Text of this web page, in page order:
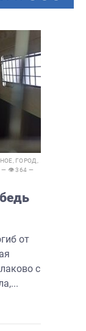
ГОРОД
— 👁 364 —
от
с